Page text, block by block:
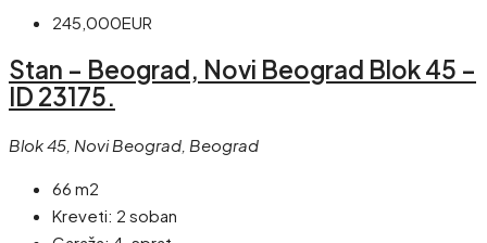
245,000EUR
Stan – Beograd, Novi Beograd Blok 45 –
ID 23175.
Blok 45, Novi Beograd, Beograd
66 m2
Kreveti: 2 soban